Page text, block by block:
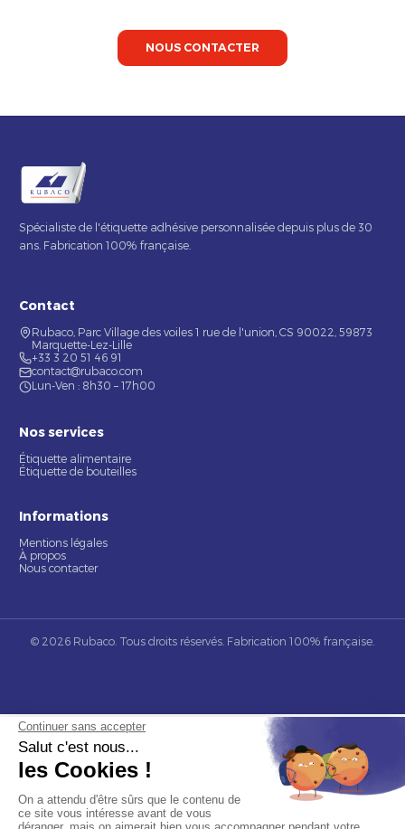
NOUS CONTACTER
Spécialiste de l'étiquette adhésive personnalisée depuis plus de 30
ans. Fabrication 100% française.
Contact
Rubaco, Parc Village des voiles 1 rue de l'union, CS 90022, 59873
Marquette-Lez-Lille
+33 3 20 51 46 91
contact@rubaco.com
Lun-Ven : 8h30 – 17h00
Nos services
Étiquette alimentaire
Étiquette de bouteilles
Informations
Mentions légales
À propos
Nous contacter
© 2026 Rubaco. Tous droits réservés. Fabrication 100% française.